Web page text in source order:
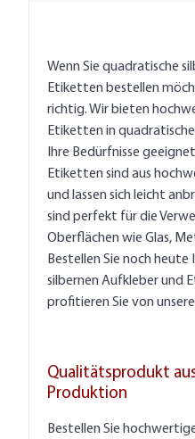
Wenn Sie quadratische
Etiketten bestellen
richtig. Wir bieten
Etiketten in
Ihre Bedürfnisse
Etiketten sind aus
und lassen sich leicht
sind perfekt für die
Oberflächen wie Glas,
Bestellen Sie noch
silbernen Aufkleber und
profitieren Sie von
Qualitätsprodukt
Produktion
Bestellen Sie